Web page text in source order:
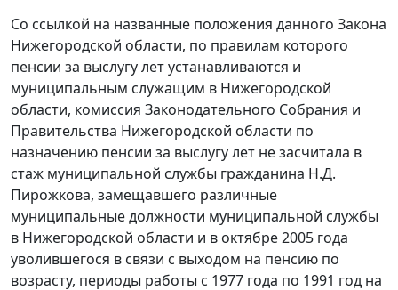
Со ссылкой на названные положения данного Закона
Нижегородской области, по правилам которого
пенсии за выслугу лет устанавливаются и
муниципальным служащим в Нижегородской
области, комиссия Законодательного Собрания и
Правительства Нижегородской области по
назначению пенсии за выслугу лет не засчитала в
стаж муниципальной службы гражданина Н.Д.
Пирожкова, замещавшего различные
муниципальные должности муниципальной службы
в Нижегородской области и в октябре 2005 года
уволившегося в связи с выходом на пенсию по
возрасту, периоды работы с 1977 года по 1991 год на